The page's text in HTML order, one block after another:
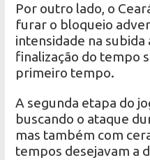
Por outro lado, o
furar o bloqueio
intensidade na
finalização do tempo
primeiro tempo.
A segunda etapa do
buscando o ataque
mas também com
tempos desejavam a